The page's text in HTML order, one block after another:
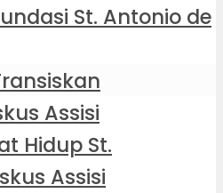
St. Antonio de
Assisi
Hidup St.
Assisi